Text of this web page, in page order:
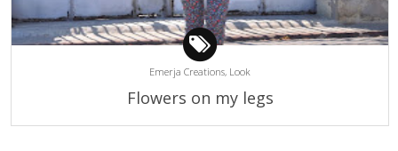
Emerja Creations, Look
Flowers on my legs